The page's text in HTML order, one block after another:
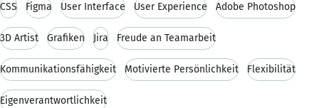
CSS Figma User Interface User Experience Adobe Photoshop
3D Artist Grafiken Jira Freude an Teamarbeit
Kommunikationsfähigkeit Motivierte Persönlichkeit Flexibilität
Eigenverantwortlichkeit